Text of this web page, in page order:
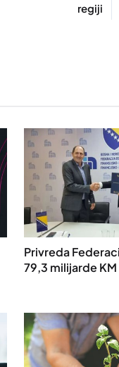
regiji
Privreda
79,3 milijarde